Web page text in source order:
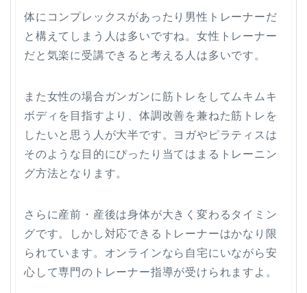
体にコンプレックスがあったり男性トレーナーだ
と構えてしまう人は多いですね。女性トレーナー
だと気楽に受講できると考える人は多いです。
また女性の場合ガンガンに筋トレをしてムキムキ
ボディを目指すより、体調改善を兼ねた筋トレを
したいと思う人が大半です。ヨガやピラティスは
そのような目的にぴったり当てはまるトレーニン
グ方法となります。
さらに産前・産後は身体が大きく変わるタイミン
グです。しかし対応できるトレーナーはかなり限
られています。オンラインなら自宅にいながら安
心して専門のトレーナー指導が受けられますよ。